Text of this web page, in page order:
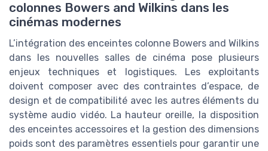
colonnes Bowers and Wilkins dans les
cinémas modernes
L’intégration des enceintes colonne Bowers and Wilkins
dans les nouvelles salles de cinéma pose plusieurs
enjeux techniques et logistiques. Les exploitants
doivent composer avec des contraintes d’espace, de
design et de compatibilité avec les autres éléments du
système audio vidéo. La hauteur oreille, la disposition
des enceintes accessoires et la gestion des dimensions
poids sont des paramètres essentiels pour garantir une